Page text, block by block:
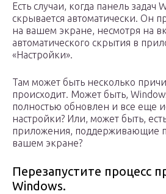
Есть случаи, когда панель задач
скрывается автоматически. Он
на вашем экране, несмотря на
автоматического скрытия в
«Настройки».
Там может быть несколько
происходит. Может быть,
полностью обновлен и все еще
настройки? Или, может быть,
приложения, поддерживающие
вашем экране?
Перезапустите процесс
Windows.